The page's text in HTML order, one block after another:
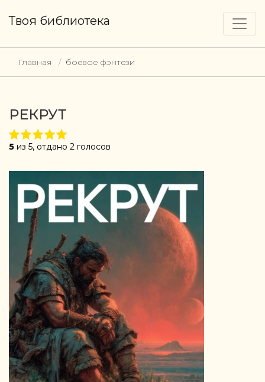
Твоя библиотека
Главная боевое фэнтези
РЕКРУТ
5 из 5, отдано 2 голосов